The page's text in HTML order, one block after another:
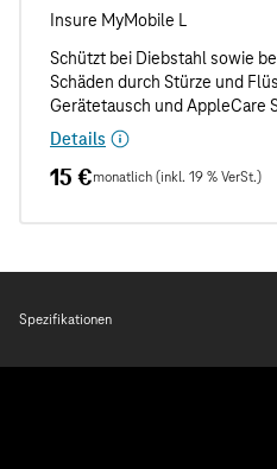
Details
15 €monatlich (inkl. 19 % VerSt.)
Spezifikationen